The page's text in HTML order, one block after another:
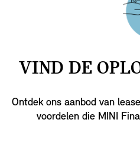
VIND DE
Ontdek ons aanbod van
voordelen die MINI